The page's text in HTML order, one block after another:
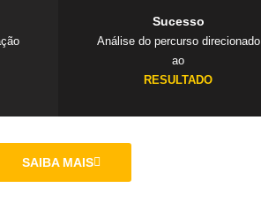
Sucesso
Análise do percurso direcionado
ao
RESULTADO
SAIBA MAIS